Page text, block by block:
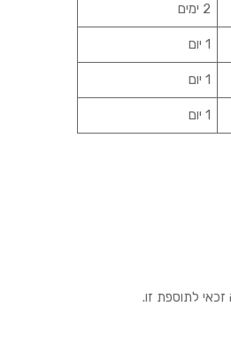
2 ימים
1 יום
1 יום
1 יום